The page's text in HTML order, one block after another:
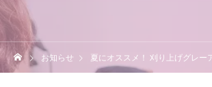
お知らせ 夏にオススメ！ 刈り上げグレー